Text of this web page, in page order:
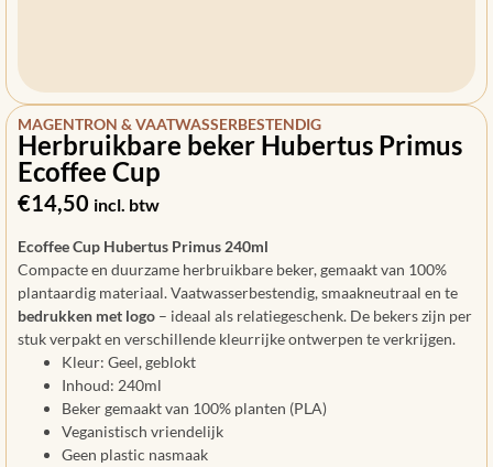
MAGENTRON & VAATWASSERBESTENDIG
Herbruikbare beker Hubertus Primus
Ecoffee Cup
€14,50 incl. btw
Ecoffee Cup Hubertus Primus 240ml
Compacte en duurzame herbruikbare beker, gemaakt van 100%
plantaardig materiaal. Vaatwasserbestendig, smaakneutraal en te
bedrukken met logo – ideaal als relatiegeschenk. De bekers zijn per
stuk verpakt en verschillende kleurrijke ontwerpen te verkrijgen.
Kleur: Geel, geblokt
Inhoud: 240ml
Beker gemaakt van 100% planten (PLA)
Veganistisch vriendelijk
Geen plastic nasmaak